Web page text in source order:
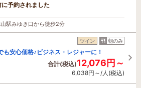
予約されました
駅みゆき口から徒歩2分
ツイン 朝のみ
も安心価格♪ビジネス・レジャーに！
合計(税込)12,076円～
6,038円～/人(税込)